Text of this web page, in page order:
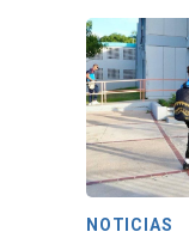
NOTICIAS